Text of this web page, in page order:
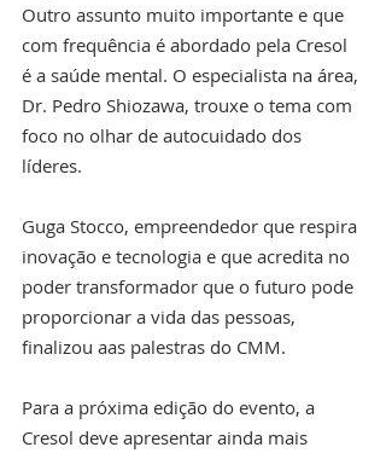
Outro assunto muito importante e que
com frequência é abordado pela Cresol
é a saúde mental. O especialista na área,
Dr. Pedro Shiozawa, trouxe o tema com
foco no olhar de autocuidado dos
líderes.
Guga Stocco, empreendedor que respira
inovação e tecnologia e que acredita no
poder transformador que o futuro pode
proporcionar a vida das pessoas,
finalizou aas palestras do CMM.
Para a próxima edição do evento, a
Cresol deve apresentar ainda mais